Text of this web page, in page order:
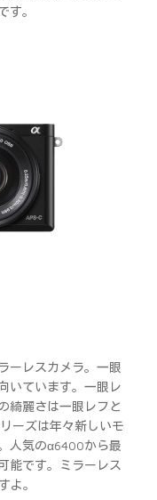
す。
ーレスカメラ。一眼
いています。一眼レ
綺麗さは一眼レフと
ーズは年々新しいモ
人気のα6400から最
能です。ミラーレス
よ。